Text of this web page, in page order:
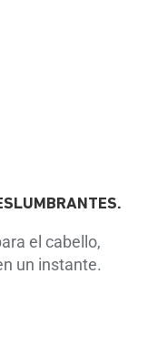
el cabello,
un instante.